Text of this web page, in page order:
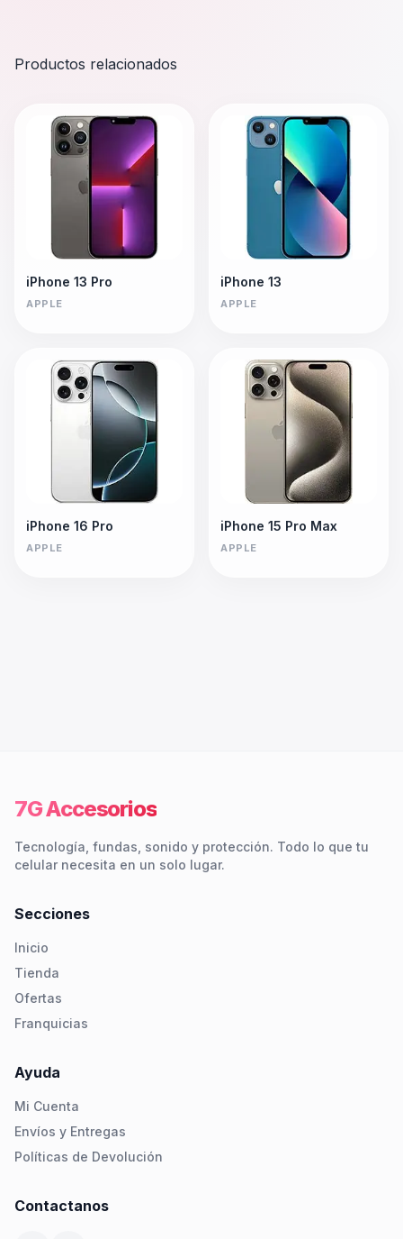
Productos relacionados
iPhone 13 Pro
APPLE
iPhone 13
APPLE
iPhone 16 Pro
APPLE
iPhone 15 Pro Max
APPLE
7G Accesorios
Tecnología, fundas, sonido y protección. Todo lo que tu
celular necesita en un solo lugar.
Secciones
Inicio
Tienda
Ofertas
Franquicias
Ayuda
Mi Cuenta
Envíos y Entregas
Políticas de Devolución
Contactanos